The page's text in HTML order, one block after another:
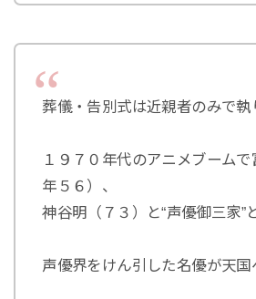
葬儀・告別式は近親者のみで執
１９７０年代のアニメブーム
年５６）、
神谷明（７３）と“声優御三家”
声優界をけん引した名優が天国